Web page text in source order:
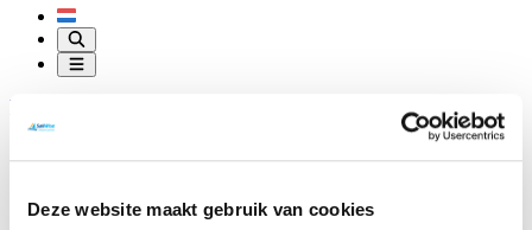
Deze website maakt gebruik van cookies
Vorlesen
Ünterkunfte
Kontakt